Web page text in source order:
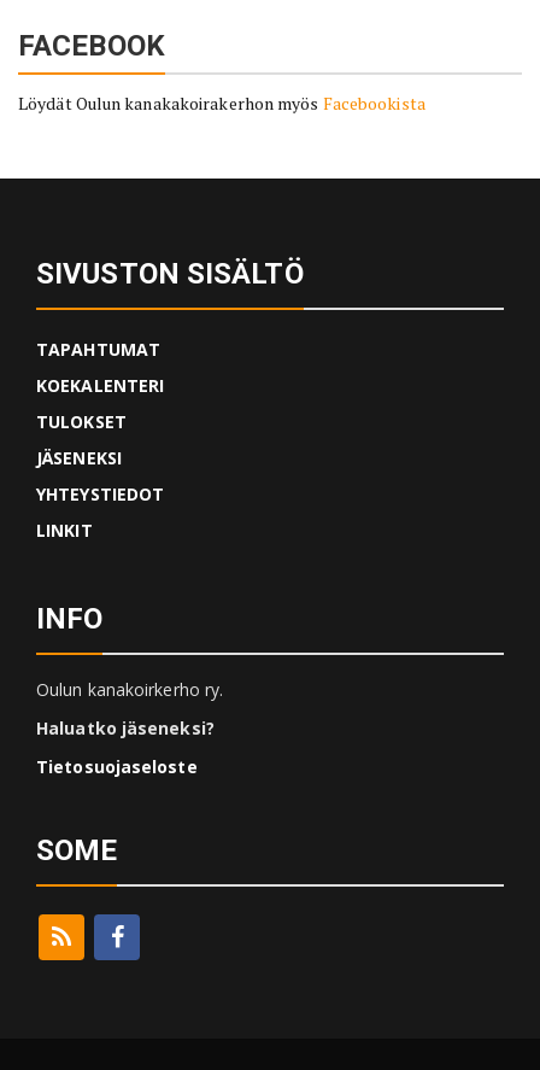
FACEBOOK
Löydät Oulun kanakakoirakerhon myös Facebookista
SIVUSTON SISÄLTÖ
TAPAHTUMAT
KOEKALENTERI
TULOKSET
JÄSENEKSI
YHTEYSTIEDOT
LINKIT
INFO
Oulun kanakoirkerho ry.
Haluatko jäseneksi?
Tietosuojaseloste
SOME